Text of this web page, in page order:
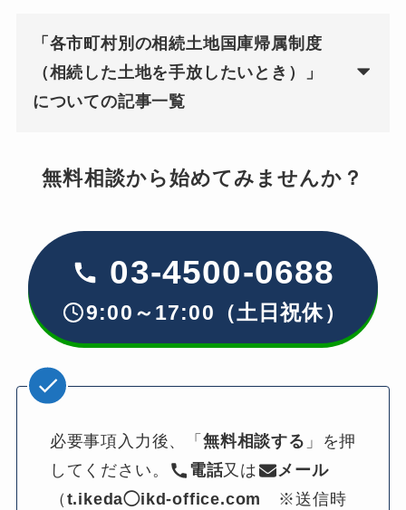
「各市町村別の相続土地国庫帰属制度
（相続した土地を手放したいとき）」
についての記事一覧
無料相談から始めてみませんか？
03-4500-0688
9:00～17:00（土日祝休）
必要事項入力後、「 無料相談する 」を押
してください。
電話又は
メール
（ t.ikeda◯ikd-office.com
※送信時